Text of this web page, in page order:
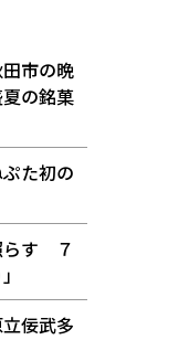
市の晩
の銘菓
た初の
らす ７
佞武多